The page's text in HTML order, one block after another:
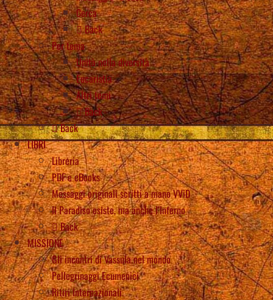
Cerca
Back
Per tema
Unità nella diversità
Eucaristia
Altri temi
Back
Back
LIBRI
Libreria
PDF e eBooks
Messaggi originali scritti a mano VViD
Il Paradiso esiste, ma anche l’Inferno
Back
MISSIONE
Gli incontri di Vassula nel mondo
Pellegrinaggi Ecumenici
Ritiri Internazionali